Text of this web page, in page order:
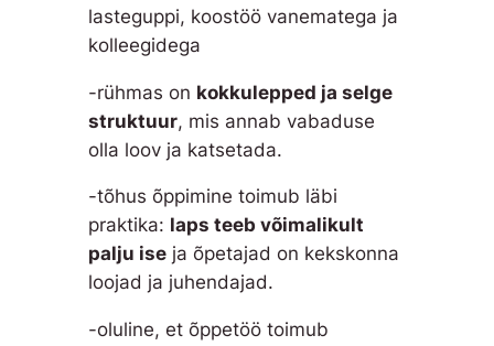
lasteguppi, koostöö vanematega ja
kolleegidega
-rühmas on kokkulepped ja selge
struktuur, mis annab vabaduse
olla loov ja katsetada.
-tõhus õppimine toimub läbi
praktika: laps teeb võimalikult
palju iseja õpetajad on kekskonna
loojad ja juhendajad.
-oluline, et õppetöö toimub